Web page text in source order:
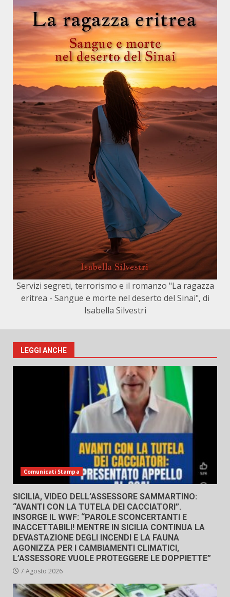
Servizi segreti, terrorismo e il romanzo "La ragazza
eritrea - Sangue e morte nel deserto del Sinai", di
Isabella Silvestri
LEGGI ANCHE
Comunicati Stampa
SICILIA, VIDEO DELL’ASSESSORE SAMMARTINO:
“AVANTI CON LA TUTELA DEI CACCIATORI”.
INSORGE IL WWF: “PAROLE SCONCERTANTI E
INACCETTABILI! MENTRE IN SICILIA CONTINUA LA
DEVASTAZIONE DEGLI INCENDI E LA FAUNA
AGONIZZA PER I CAMBIAMENTI CLIMATICI,
L’ASSESSORE VUOLE PROTEGGERE LE DOPPIETTE”
7 Agosto 2026